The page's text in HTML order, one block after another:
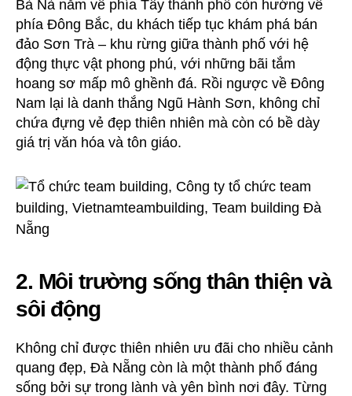
Bà Nà nằm về phía Tây thành phố còn hướng về
phía Đông Bắc, du khách tiếp tục khám phá bán
đảo Sơn Trà – khu rừng giữa thành phố với hệ
động thực vật phong phú, với những bãi tắm
hoang sơ mấp mô ghềnh đá. Rồi ngược về Đông
Nam lại là danh thắng Ngũ Hành Sơn, không chỉ
chứa đựng vẻ đẹp thiên nhiên mà còn có bề dày
giá trị văn hóa và tôn giáo.
2. Môi trường sống thân thiện và
sôi động
Không chỉ được thiên nhiên ưu đãi cho nhiều cảnh
quang đẹp, Đà Nẵng còn là một thành phố đáng
sống bởi sự trong lành và yên bình nơi đây. Từng